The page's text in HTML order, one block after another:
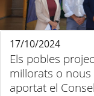
Els pobles
millorats o
aportat el
17/10/2024